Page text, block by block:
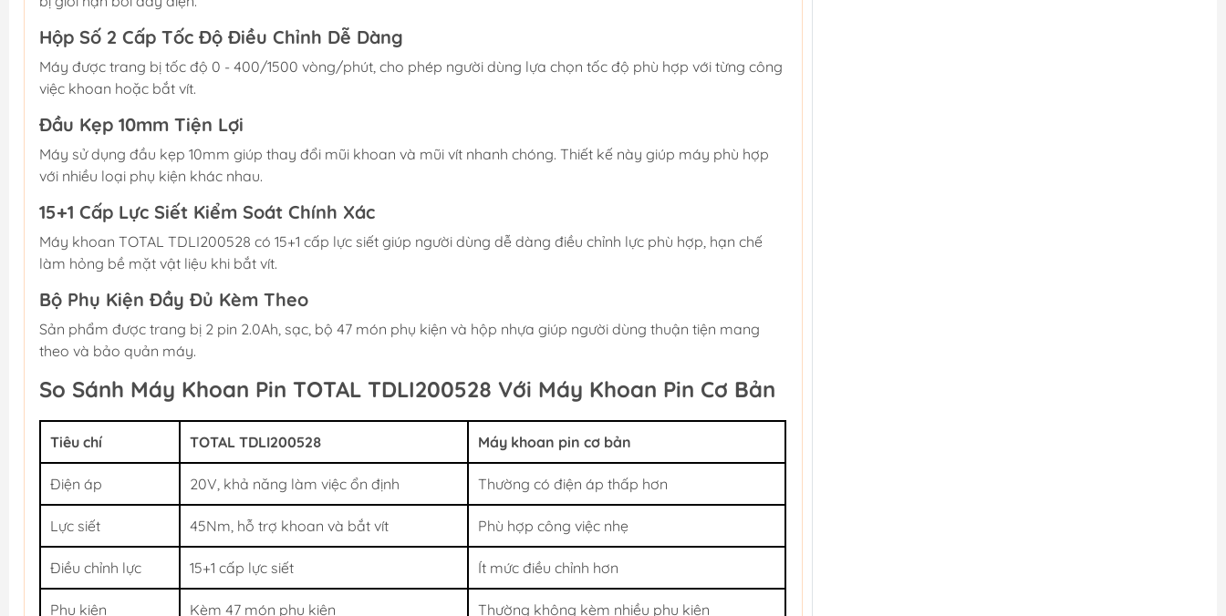
Hộp Số 2 Cấp Tốc Độ Điều Chỉnh Dễ Dàng
Máy được trang bị tốc độ 0 - 400/1500 vòng/phút, cho phép người dùng lựa chọn tốc độ phù hợp với từng công
việc khoan hoặc bắt vít.
Đầu Kẹp 10mm Tiện Lợi
Máy sử dụng đầu kẹp 10mm giúp thay đổi mũi khoan và mũi vít nhanh chóng. Thiết kế này giúp máy phù hợp
với nhiều loại phụ kiện khác nhau.
15+1 Cấp Lực Siết Kiểm Soát Chính Xác
Máy khoan TOTAL TDLI200528 có 15+1 cấp lực siết giúp người dùng dễ dàng điều chỉnh lực phù hợp, hạn chế
làm hỏng bề mặt vật liệu khi bắt vít.
Bộ Phụ Kiện Đầy Đủ Kèm Theo
Sản phẩm được trang bị 2 pin 2.0Ah, sạc, bộ 47 món phụ kiện và hộp nhựa giúp người dùng thuận tiện mang
theo và bảo quản máy.
So Sánh Máy Khoan Pin TOTAL TDLI200528 Với Máy Khoan Pin Cơ Bản
Tiêu chí TOTAL TDLI200528 Máy khoan pin cơ bản
Điện áp 20V, khả năng làm việc ổn định Thường có điện áp thấp hơn
Lực siết 45Nm, hỗ trợ khoan và bắt vít Phù hợp công việc nhẹ
Điều chỉnh lực 15+1 cấp lực siết Ít mức điều chỉnh hơn
Phụ kiện Kèm 47 món phụ kiện Thường không kèm nhiều phụ kiện